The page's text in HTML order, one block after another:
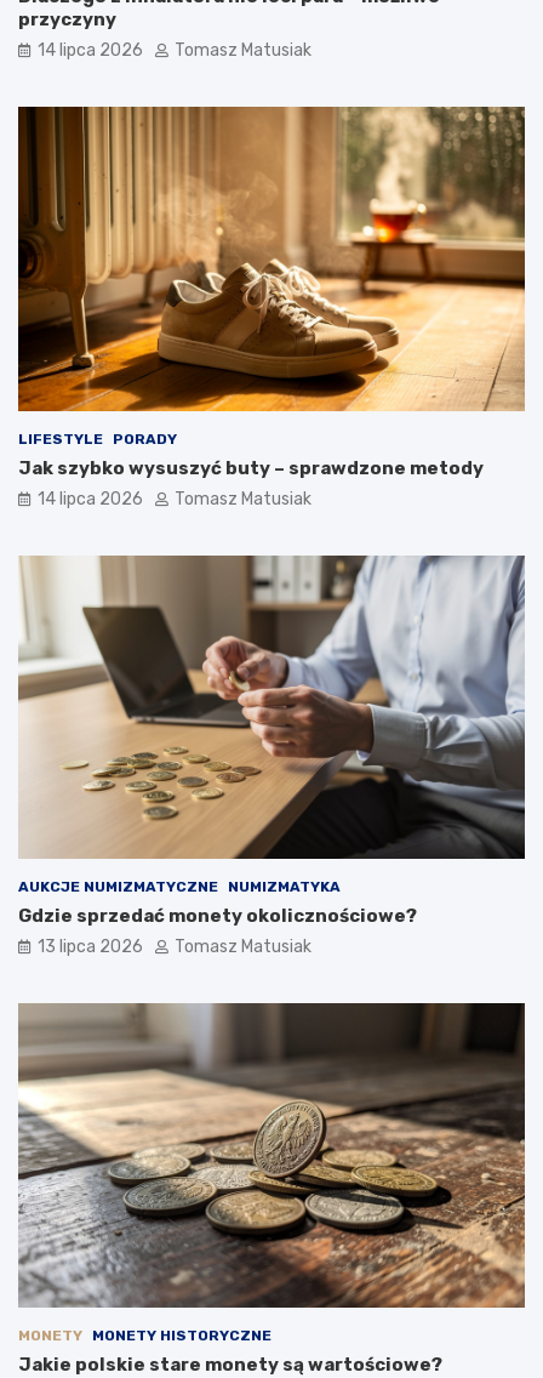
przyczyny
14 lipca 2026 Tomasz Matusiak
LIFESTYLE PORADY
Jak szybko wysuszyć buty – sprawdzone metody
14 lipca 2026 Tomasz Matusiak
AUKCJE NUMIZMATYCZNE NUMIZMATYKA
Gdzie sprzedać monety okolicznościowe?
13 lipca 2026 Tomasz Matusiak
MONETY MONETY HISTORYCZNE
Jakie polskie stare monety są wartościowe?